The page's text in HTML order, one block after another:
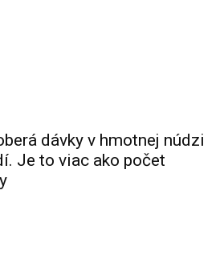
dávky v hmotnej núdzi
Je to viac ako počet